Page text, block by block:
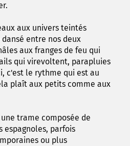
aux univers teintés
entre nos deux
aux franges de feu qui
qui virevoltent, parapluies
c'est le rythme qui est au
plaît aux petits comme aux
trame composée de
espagnoles, parfois
ou plus